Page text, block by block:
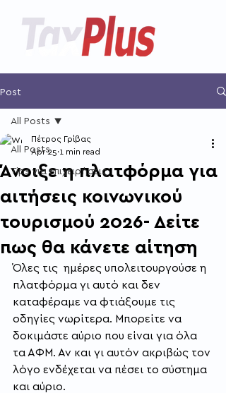
Post
All Posts
Tips για επιχειρήσεις
All Posts
Άνοιξε η πλατφόρμα για
αιτήσεις κοινωνικού
τουρισμού 2026- Δείτε
πως θα κάνετε αίτηση
Πέτρος Γρίβας
Apr 25 1 min read
Όλες τις  ημέρες υπολειτουργούσε η
πλατφόρμα γι αυτό και δεν
καταφέραμε να φτιάξουμε τις
οδηγίες νωρίτερα. Μπορείτε να
δοκιμάστε αύριο που είναι για όλα
τα ΑΦΜ. Αν και γι αυτόν ακριβώς τον
λόγο ενδέχεται να πέσει το σύστημα
και αύριο.